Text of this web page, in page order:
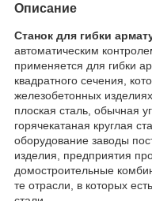
Описание
Станок для гибки
автоматическим
применяется для гибки
квадратного сечения,
железобетонных
плоская сталь, обычная
горячекатаная круглая
оборудование заводы
изделия, предприятия
домостроительные
те отрасли, в которых